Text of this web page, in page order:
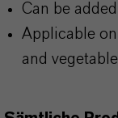
Can be
Applicable
and